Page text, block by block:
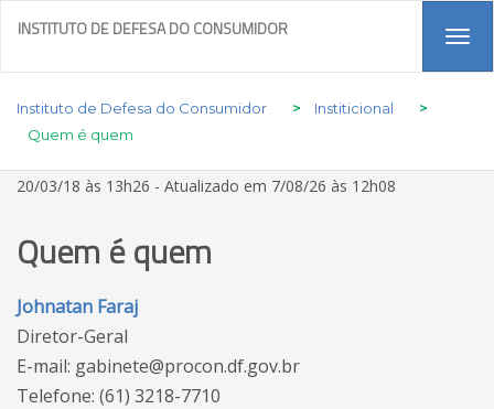
INSTITUTO DE DEFESA DO CONSUMIDOR
Instituto de Defesa do Consumidor > Institicional
>
Quem é quem
20/03/18 às 13h26 - Atualizado em 7/08/26 às 12h08
Quem é quem
Johnatan Faraj
Diretor-Geral
E-mail: gabinete@procon.df.gov.br
Telefone: (61) 3218-7710